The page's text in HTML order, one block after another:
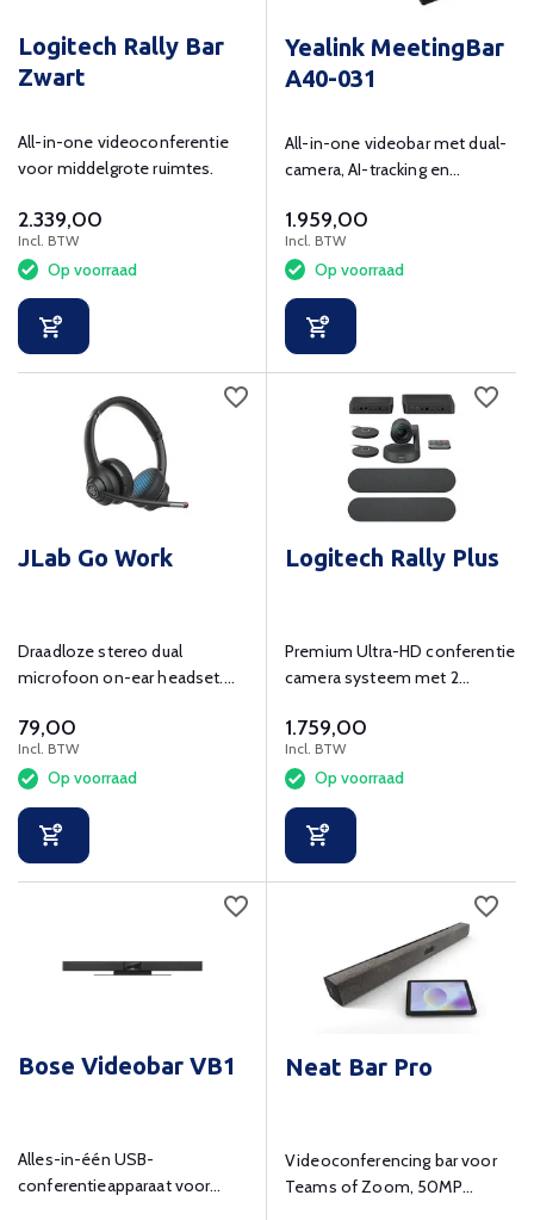
Logitech Rally Bar
Zwart
All-in-one videoconferentie
voor middelgrote ruimtes.
2.339,00
Incl. BTW
Op voorraad
Yealink MeetingBar
A40-031
All-in-one videobar met dual-
camera, AI-tracking en
1.959,00
Incl. BTW
Op voorraad
JLab Go Work
Draadloze stereo dual
microfoon on-ear headset.
opladen.
79,00
Incl. BTW
Op voorraad
Logitech Rally Plus
Premium Ultra-HD conferentie
camera systeem met 2
1.759,00
Incl. BTW
Op voorraad
Bose Videobar VB1
Alles-in-één USB-
conferentieapparaat voor
Neat Bar Pro
Videoconferencing bar voor
Teams of Zoom, 50MP